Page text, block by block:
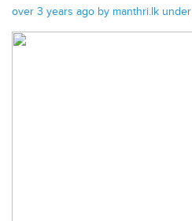
over 3 years ago by manthri.lk under